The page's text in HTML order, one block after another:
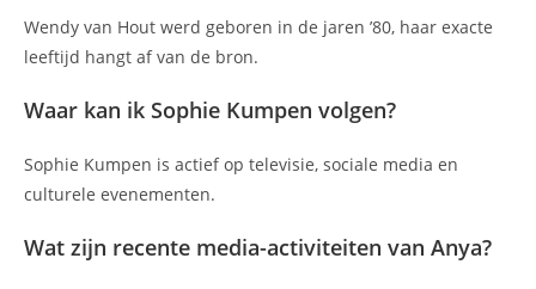
Wendy van Hout werd geboren in de jaren ’80, haar exacte
leeftijd hangt af van de bron.
Waar kan ik Sophie Kumpen volgen?
Sophie Kumpen is actief op televisie, sociale media en
culturele evenementen.
Wat zijn recente media-activiteiten van Anya?